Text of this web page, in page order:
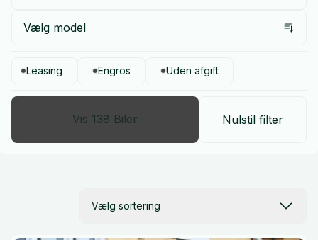
Vælg model
Leasing Engros Uden afgift
Vis 138 Biler Nulstil filter
Vælg sortering